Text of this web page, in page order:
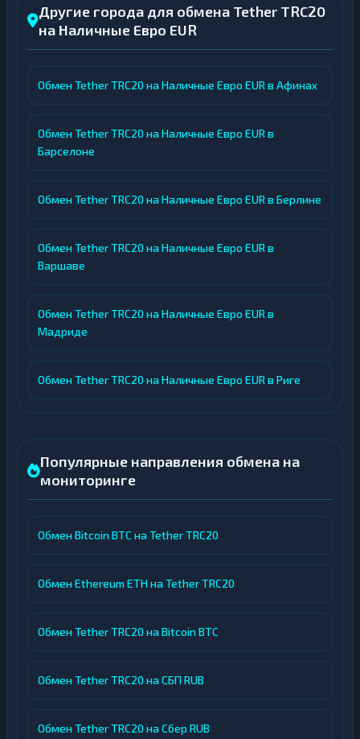
Другие города для обмена Tether TRC20
на Наличные Евро EUR
Обмен Tether TRC20 на Наличные Евро EUR в Афинах
Обмен Tether TRC20 на Наличные Евро EUR в
Барселоне
Обмен Tether TRC20 на Наличные Евро EUR в Берлине
Обмен Tether TRC20 на Наличные Евро EUR в
Варшаве
Обмен Tether TRC20 на Наличные Евро EUR в
Мадриде
Обмен Tether TRC20 на Наличные Евро EUR в Риге
Популярные направления обмена на
мониторинге
Обмен Bitcoin BTC на Tether TRC20
Обмен Ethereum ETH на Tether TRC20
Обмен Tether TRC20 на Bitcoin BTC
Обмен Tether TRC20 на СБП RUB
Обмен Tether TRC20 на Сбер RUB